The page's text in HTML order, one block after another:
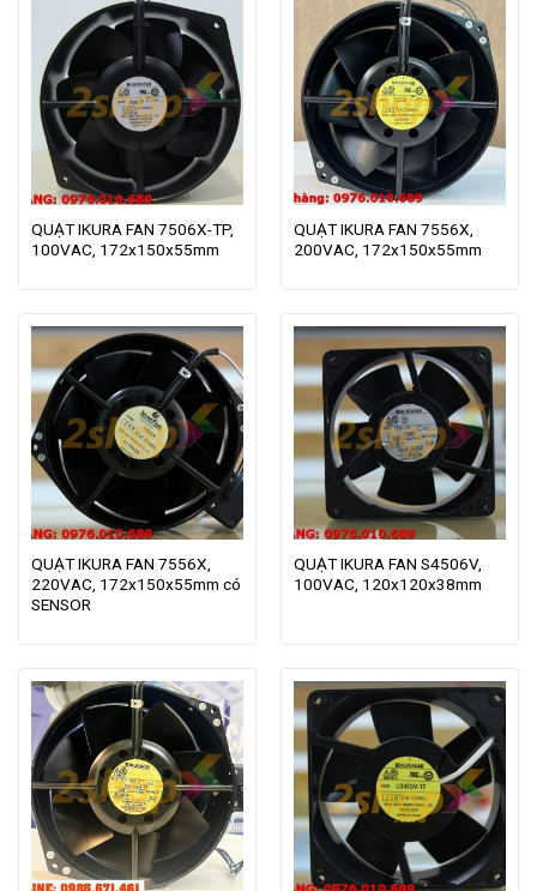
QUẠT IKURA FAN 7506X-TP,
100VAC, 172x150x55mm
QUẠT IKURA FAN 7556X,
200VAC, 172x150x55mm
QUẠT IKURA FAN 7556X,
220VAC, 172x150x55mm có
SENSOR
QUẠT IKURA FAN S4506V,
100VAC, 120x120x38mm